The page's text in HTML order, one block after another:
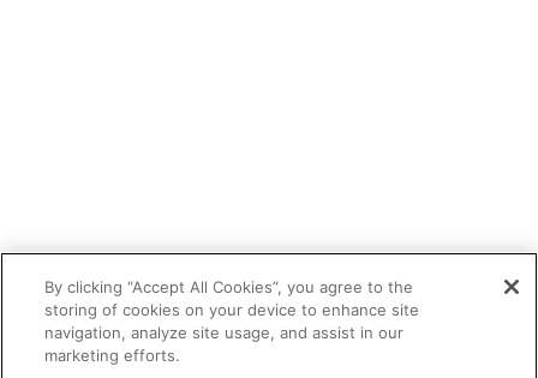
By clicking “Accept All Cookies”, you agree to the
storing of cookies on your device to enhance site
navigation, analyze site usage, and assist in our
marketing efforts.